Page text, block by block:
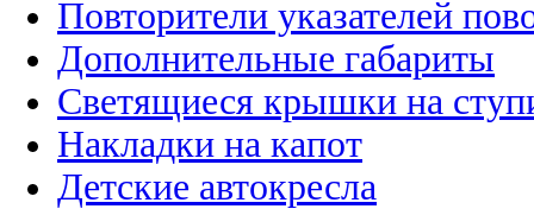
Повторители указателей
Дополнительные габариты
Светящиеся крышки на
Накладки на капот
Детские автокресла